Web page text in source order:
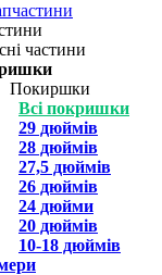
частини
Покиршки
Всі покришки
29 дюймів
28 дюймів
27,5 дюймів
26 дюймів
24 дюйми
20 дюймів
10-18 дюймів